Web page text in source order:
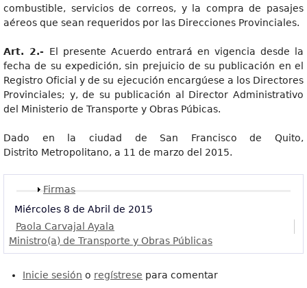
combustible, servicios de correos, y la compra de pasajes
aéreos que sean requeridos por las Direcciones Provinciales.
Art. 2.- El presente Acuerdo entrará en vigencia desde la
fecha de su expedición, sin prejuicio de su publicación en el
Registro Oficial y de su ejecución encargúese a los Directores
Provinciales; y, de su publicación al Director Administrativo
del Ministerio de Transporte y Obras Púbicas.
Dado en la ciudad de San Francisco de Quito,
Distrito Metropolitano, a 11 de marzo del 2015.
Mostrar
Firmas
Miércoles 8 de Abril de 2015
Paola Carvajal Ayala
Ministro(a) de Transporte y Obras Públicas
Inicie sesión o regístrese para comentar